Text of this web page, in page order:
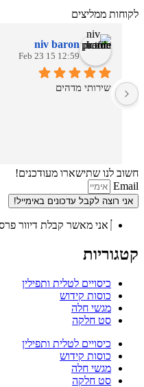
לקוחות ממליצים
niv baron
12:59 15 Feb 23
שירותי מדהים
חשוב לנו שתישארו מעודכנים!
Email
אני רוצה לקבל עדכונים באימייל!
אני מאשר קבלת דיוור
קטגוריות
כיסויים לטלית ותפילין
כוסות קידוש
מגשי חלה
סט חלקה
כיסויים לטלית ותפילין
כוסות קידוש
מגשי חלה
סט חלקה